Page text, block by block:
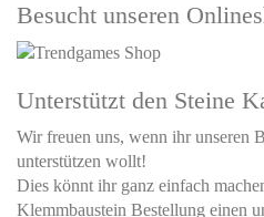
Besucht unseren
Unterstützt den Steine
Wir freuen uns, wenn ihr unseren
unterstützen wollt!
Dies könnt ihr ganz einfach
Klemmbaustein Bestellung einen